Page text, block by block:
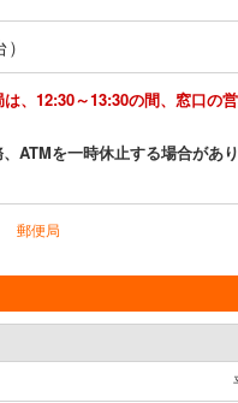
、12:30～13:30の間、窓口の営
ATMを一時休止する場合があり
郵便局